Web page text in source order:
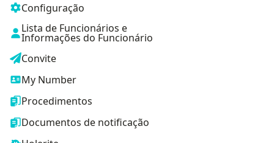
Configuração
Lista de Funcionários e
Informações do Funcionário
Convite
My Number
Procedimentos
Documentos de notificação